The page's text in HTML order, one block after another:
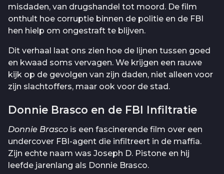
misdaden, van drugshandel tot moord. De film
onthult hoe corruptie binnen de politie en de FBI
hen hielp om ongestraft te blijven.
Dit verhaal laat ons zien hoe de lijnen tussen goed
en kwaad soms vervagen. We krijgen een rauwe
kijk op de gevolgen van zijn daden, niet alleen voor
zijn slachtoffers, maar ook voor de stad.
Donnie Brasco en de FBI Infiltratie
Donnie Brasco is een fascinerende film over een
undercover FBI-agent die infiltreert in de maffia.
Zijn echte naam was Joseph D. Pistone en hij
leefde jarenlang als Donnie Brasco.